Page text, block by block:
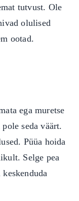
tutvust. Ole
olulised
ootad.
ega muretse
seda väärt.
Püüa hoida
Selge pea